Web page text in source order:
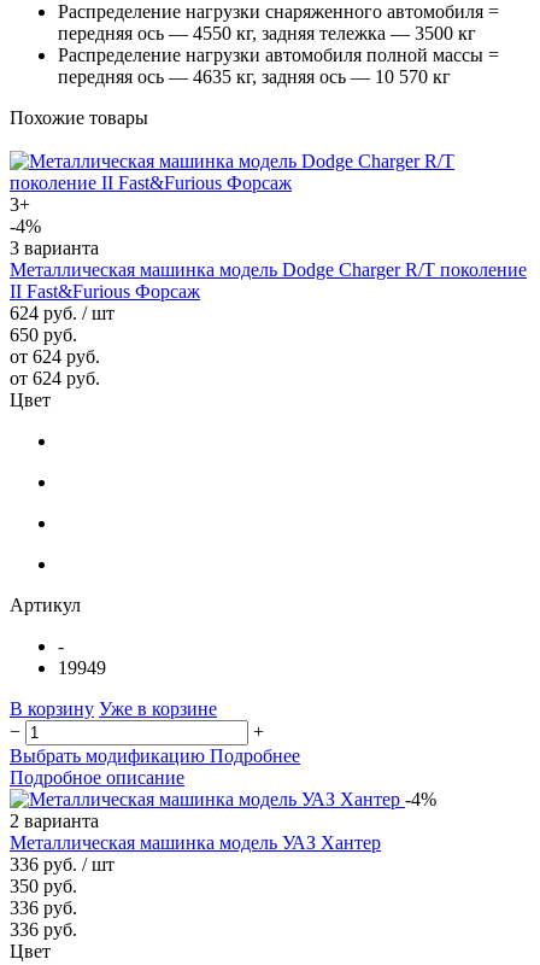
Распределение нагрузки снаряженного автомобиля =
передняя ось — 4550 кг, задняя тележка — 3500 кг
Распределение нагрузки автомобиля полной массы =
передняя ось — 4635 кг, задняя ось — 10 570 кг
Похожие товары
3+
-4%
3 варианта
Металлическая машинка модель Dodge Charger R/T поколение
II Fast&Furious Форсаж
624 руб. / шт
650 руб.
от 624 руб.
от 624 руб.
Цвет
Артикул
-
19949
В корзину Уже в корзине
−
+
Выбрать модификацию Подробнее
Подробное описание
-4%
2 варианта
Металлическая машинка модель УАЗ Хантер
336 руб. / шт
350 руб.
336 руб.
336 руб.
Цвет